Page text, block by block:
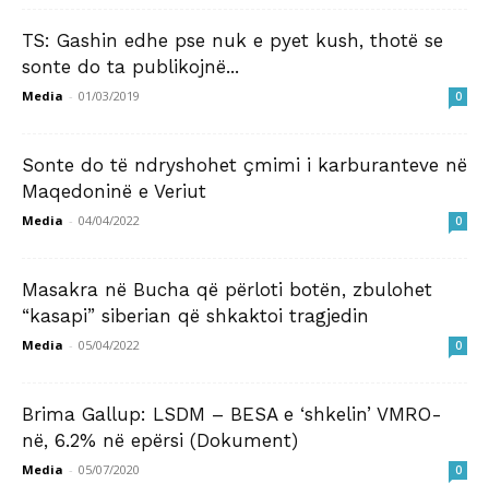
TS: Gashin edhe pse nuk e pyet kush, thotë se
sonte do ta publikojnë...
Media - 01/03/2019 0
Sonte do të ndryshohet çmimi i karburanteve në
Maqedoninë e Veriut
Media - 04/04/2022 0
Masakra në Bucha që përloti botën, zbulohet
“kasapi” siberian që shkaktoi tragjedin
Media - 05/04/2022 0
Brima Gallup: LSDM – BESA e ‘shkelin’ VMRO-
në, 6.2% në epërsi (Dokument)
Media - 05/07/2020 0